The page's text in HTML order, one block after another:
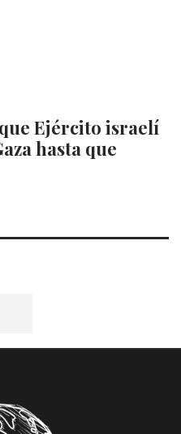
Ejército israelí
hasta que